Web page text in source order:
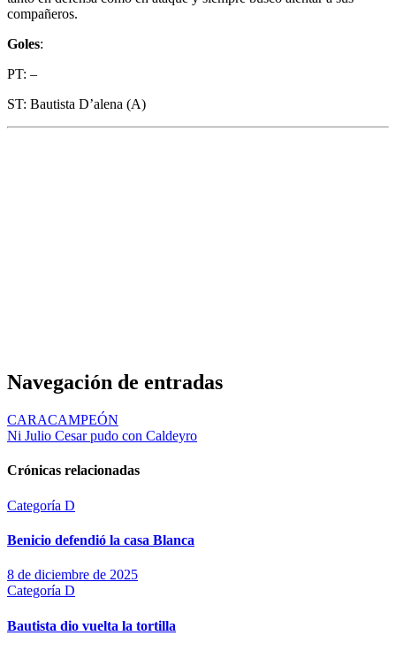
compañeros.
Goles:
PT: –
ST: Bautista D’alena (A)
Navegación de entradas
CARACAMPEÓN
Ni Julio Cesar pudo con Caldeyro
Crónicas relacionadas
Categoría D
Benicio defendió la casa Blanca
8 de diciembre de 2025
Categoría D
Bautista dio vuelta la tortilla